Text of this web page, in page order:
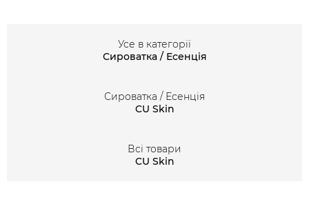
Усе в категорії
Сироватка / Есенція
Сироватка / Есенція
CU Skin
Всі товари
CU Skin